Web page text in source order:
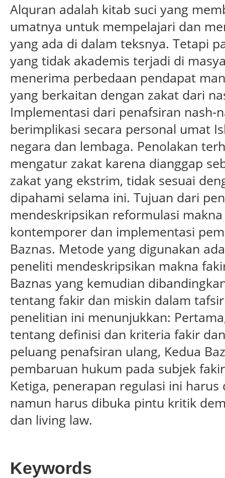
Alquran adalah kitab suci yang
umatnya untuk mempelajari dan
yang ada di dalam teksnya. Tetapi
yang tidak akademis terjadi di
menerima perbedaan pendapat
yang berkaitan dengan zakat dari
Implementasi dari penafsiran nash-
berimplikasi secara personal umat
negara dan lembaga. Penolakan
mengatur zakat karena dianggap
zakat yang ekstrim, tidak sesuai
dipahami selama ini. Tujuan dari
mendeskripsikan reformulasi
kontemporer dan implementasi
Baznas. Metode yang digunakan
peneliti mendeskripsikan makna
Baznas yang kemudian
tentang fakir dan miskin dalam
penelitian ini menunjukkan:
tentang definisi dan kriteria fakir
peluang penafsiran ulang, Kedua
pembaruan hukum pada subjek
Ketiga, penerapan regulasi ini
namun harus dibuka pintu kritik
dan living law.
Keywords